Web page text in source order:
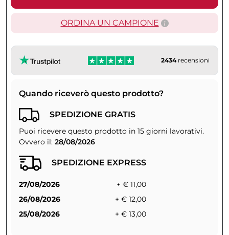
ORDINA UN CAMPIONE
2434recensioni
Quando riceverò questo prodotto?
SPEDIZIONE GRATIS
Puoi ricevere questo prodotto in 15 giorni lavorativi.
Ovvero il: 28/08/2026
SPEDIZIONE EXPRESS
27/08/2026
+ € 11,00
26/08/2026
+ € 12,00
25/08/2026
+ € 13,00